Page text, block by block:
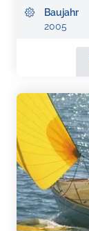
Baujahr
2005